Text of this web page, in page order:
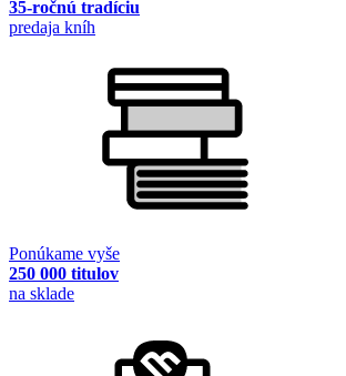
35-ročnú tradíciu
predaja kníh
Ponúkame vyše
250 000 titulov
na sklade